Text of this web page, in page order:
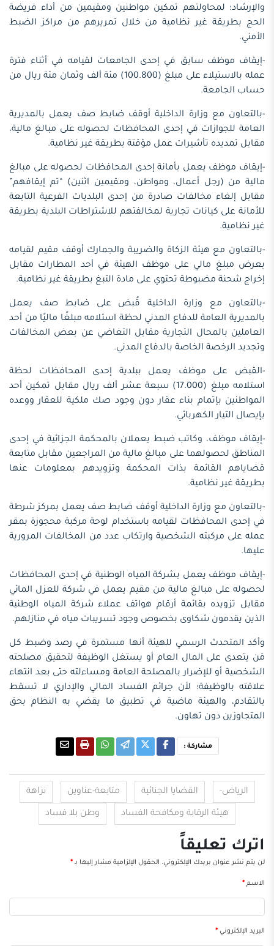
والإرشاد؛ لمحاولتهم تمكين مواطنين ومقيمين من أداء فريضة
الحج بطريقة غير نظامية من خلال تمريرهم من مراكز الضبط
الأمني.
-إيقاف موظف سابق في إحدى الجامعات لقيامه في أثناء فترة
عمله بالاستيلاء على مبلغ (100.800) مئة ألف وثمان مئة ريال من
حساب الجامعة.
-بالتعاون مع وزارة الداخلية أوقف ضابط صف يعمل بالمديرية
العامة للجوازات في إحدى المحافظات لحصوله على مبالغ مالية،
مقابل تمديده تأشيرات عمل مؤقتة بطريقة غير نظامية.
-إيقاف موظف يعمل بأمانة إحدى المحافظات لحصوله على مبالغ
مالية من (رجل أعمال، ومواطن، ومقيمين اثنين) “تم إيقافهم”
مقابل إلغاء مخالفات صادرة من إحدى البلديات الفرعية التابعة
للأمانة على كيانات تجارية لمخالفتهم للاشتراطات البلدية بطريقة
غير نظامية.
-بالتعاون مع هيئة الزكاة والضريبة والجمارك أوقف مقيم لقيامه
بعرض مبلغ مالي على موظف الهيئة في أحد المطارات مقابل
إخراج شحنة مضبوطة تحتوي على مادة التبغ بطريقة غير نظامية.
-بالتعاون مع وزارة الداخلية قُبض على ضابط صف يعمل
بالمديرية العامة للدفاع المدني لحظة استلامه مبلغًا ماليًا من أحد
العاملين بالمحال التجارية مقابل التغاضي عن بعض المخالفات
وتجديد الرخصة الخاصة بالدفاع المدني.
-القبض على موظف يعمل ببلدية إحدى المحافظات لحظة
استلامه مبلغ (17.000) سبعة عشر ألف ريال مقابل تمكين أحد
المواطنين بإتمام بناء عقار دون وجود صك ملكية للعقار ووعده
بإيصال التيار الكهربائي.
-إيقاف موظف، وكاتب ضبط يعملان بالمحكمة الجزائية في إحدى
المناطق لحصولهما على مبالغ مالية من المراجعين مقابل متابعة
قضاياهم القائمة بذات المحكمة وتزويدهم بمعلومات عنها
بطريقة غير نظامية.
-بالتعاون مع وزارة الداخلية أوقف ضابط صف يعمل بمركز شرطة
في إحدى المحافظات لقيامه باستخدام لوحة مركبة محجوزة بمقر
عمله على مركبته الشخصية وارتكاب عدد من المخالفات المرورية
عليها.
-إيقاف موظف يعمل بشركة المياه الوطنية في إحدى المحافظات
لحصوله على مبالغ مالية من مقيم يعمل في شركة للعزل المائي
مقابل تزويده بقائمة أرقام هواتف عملاء شركة المياه الوطنية
الذين يقدمون شكاوى بخصوص وجود تسريبات مياه في منازلهم.
وأكد المتحدث الرسمي للهيئة أنها مستمرة في رصد وضبط كل
مَن يتعدى على المال العام أو يستغل الوظيفة لتحقيق مصلحته
الشخصية أو للإضرار بالمصلحة العامة ومساءلته حتى بعد انتهاء
علاقته بالوظيفة؛ لأن جرائم الفساد المالي والإداري لا تسقط
بالتقادم، والهيئة ماضية في تطبيق ما يقضي به النظام بحق
المتجاوزين دون تهاون.
مشاركة :
الرياض- القضايا الجنائية متابعة-عناوين نزاهة
هيئة الرقابة ومكافحة الفساد وطن بلا فساد
اترك تعليقاً
لن يتم نشر عنوان بريدك الإلكتروني. الحقول الإلزامية مشار إليها بـ *
الاسم *
البريد الإلكتروني *